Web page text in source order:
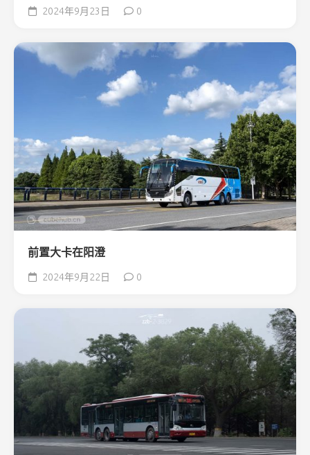
2024年9月23日 0
前置大卡在阳澄
2024年9月22日 0